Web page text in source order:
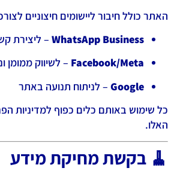
האתר כולל חיבור ליישומים חיצוניים
WhatsApp Business – ליצירת
Facebook/Meta – לשיווק ממומן
Google – לניתוח תנועה באתר
כל שימוש באותם כלים כפוף למדיניות
האלו.
🧹 בקשת מחיקת מידע